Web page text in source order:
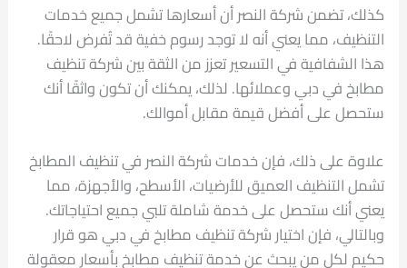
كذلك، تضمن شركة النصر أن أسعارها تشمل جميع خدمات
التنظيف، مما يعني أنه لا توجد رسوم خفية قد تُفرض لاحقًا.
هذا الشفافية في التسعير تعزز من الثقة بين شركة تنظيف
مطابخ في دبي وعملائها. لذلك، يمكنك أن تكون واثقًا أنك
ستحصل على أفضل قيمة مقابل أموالك.
علاوة على ذلك، فإن خدمات شركة النصر في تنظيف المطابخ
تشمل التنظيف العميق للأرضيات، الأسطح، والأجهزة، مما
يعني أنك ستحصل على خدمة شاملة تلبي جميع احتياجاتك.
وبالتالي، فإن اختيار شركة تنظيف مطابخ في دبي هو قرار
حكيم لكل من يبحث عن خدمة تنظيف مطابخ بأسعار معقولة